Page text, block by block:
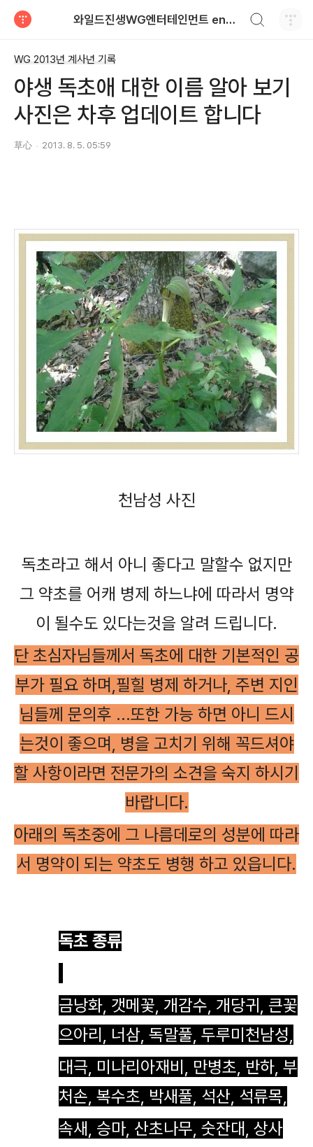
와일드진생WG엔터테인먼트 entertainment
WG 2013년 계사년 기록
야생 독초애 대한 이름 알아 보기
사진은 차후 업데이트 합니다
草心 2013. 8. 5. 05:59
천남성 사진
독초라고 해서 아니 좋다고 말할수 없지만
그 약초를 어캐 병제 하느냐에 따라서 명약
이 될수도 있다는것을 알려 드립니다.
단 초심자님들께서 독초에 대한 기본적인 공
부가 필요 하며,필힐 병제 하거나, 주변 지인
님들께 문의후 ...또한 가능 하면 아니 드시
는것이 좋으며, 병을 고치기 위해 꼭드셔야
할 사항이라면 전문가의 소견을 숙지 하시기
바랍니다.
아래의 독초중에 그 나름데로의 성분에 따라
서 명약이 되는 약초도 병행 하고 있읍니다.
독초 종류
금낭화, 갯메꽃, 개감수, 개당귀, 큰꽃
으아리, 너삼, 독말풀, 두루미천남성,
대극, 미나리아재비, 만병초, 반하, 부
처손, 복수초, 박새풀, 석산, 석류목,
속새, 승마, 산초나무, 숫잔대, 상사